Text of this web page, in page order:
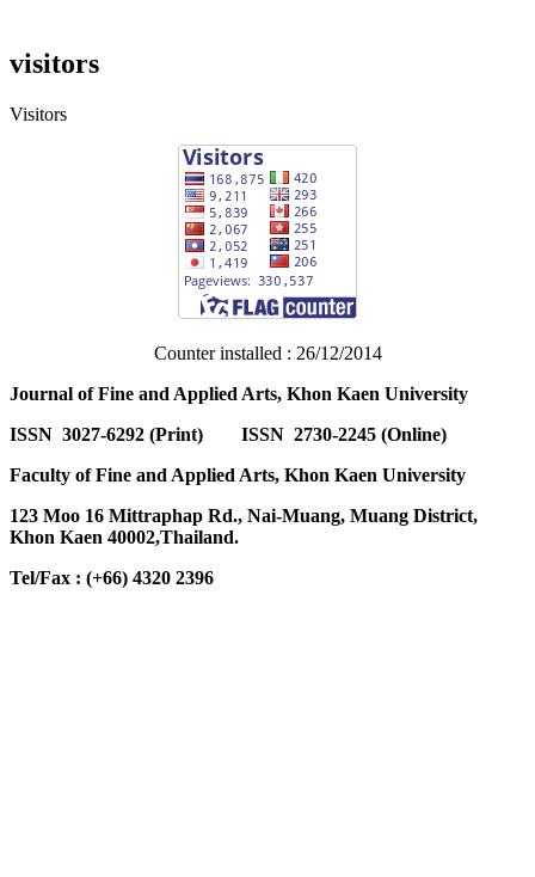
visitors
Visitors
Counter installed : 26/12/2014
Journal of Fine and Applied Arts, Khon Kaen University
ISSN 3027-6292 (Print) ISSN 2730-2245 (Online)
Faculty of Fine and Applied Arts, Khon Kaen University
123 Moo 16 Mittraphap Rd., Nai-Muang, Muang District,
Khon Kaen 40002,Thailand.
Tel/Fax : (+66) 4320 2396